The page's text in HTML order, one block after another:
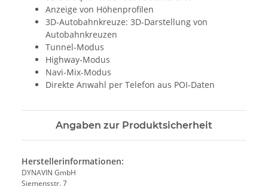
Anzeige von Höhenprofilen
3D-Autobahnkreuze: 3D-Darstellung von
Autobahnkreuzen
Tunnel-Modus
Highway-Modus
Navi-Mix-Modus
Direkte Anwahl per Telefon aus POI-Daten
Angaben zur Produktsicherheit
Herstellerinformationen:
DYNAVIN GmbH
Siemensstr. 7